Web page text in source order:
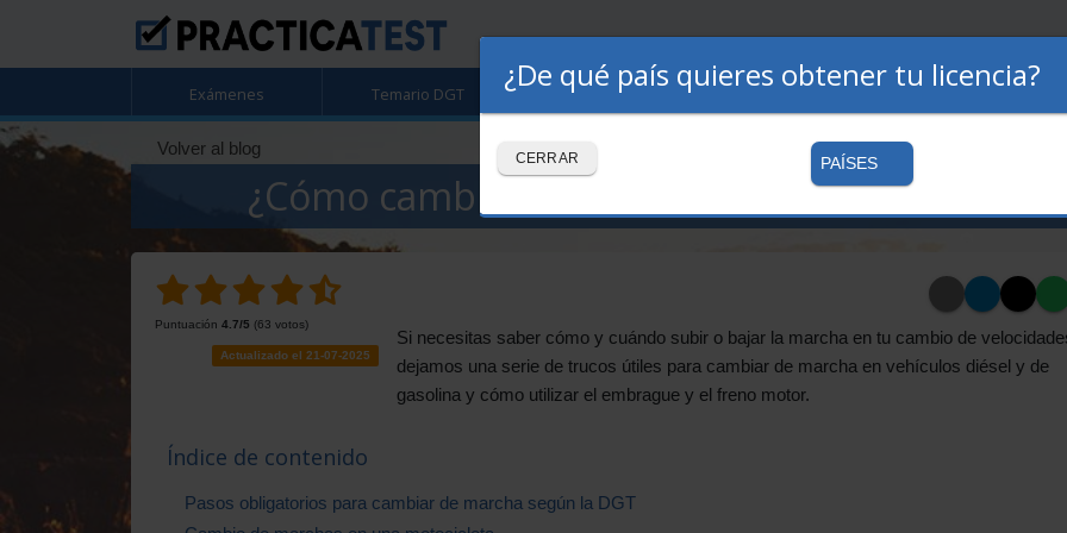
Exámenes Temario DGT Premium
Volver al blog
¿Cómo cambiar de marcha correctamente
Puntuación 4.7/5 (63 votos)
Actualizado el 21-07-2025
Si necesitas saber cómo y cuándo subir o bajar la marcha en tu cambio de
dejamos una serie de trucos útiles para cambiar de marcha en vehículos diésel y de
gasolina y cómo utilizar el embrague y el freno motor.
Índice de contenido
Pasos obligatorios para cambiar de marcha según la DGT
¿De qué país quieres obtener tu licencia?
CERRAR PAÍSES